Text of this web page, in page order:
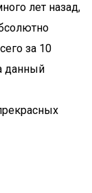
лет назад,
за 10
данный